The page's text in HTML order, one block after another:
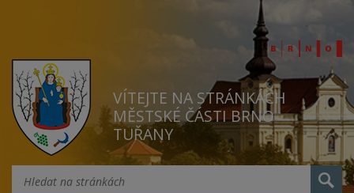
VÍTEJTE NA STRÁNKÁCH
MĚSTSKÉ ČÁSTI BRNO
TUŘANY